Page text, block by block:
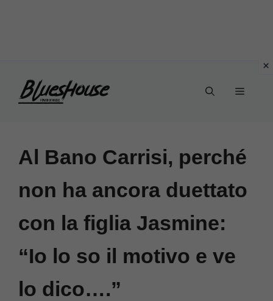
Menu
Al Bano Carrisi, perché
non ha ancora duettato
con la figlia Jasmine:
“Io lo so il motivo e ve
lo dico….”